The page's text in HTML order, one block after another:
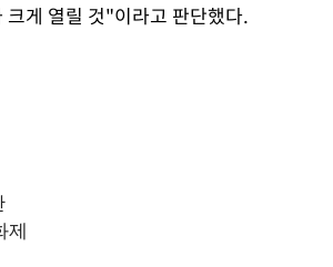
게 열릴 것"이라고 판단했다.